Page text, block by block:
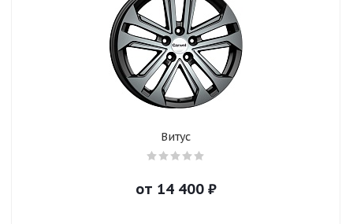
Витус
от 14 400₽